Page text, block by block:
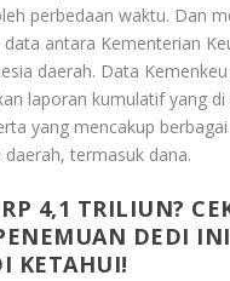
perbedaan waktu. Dan
antara Kementerian
daerah. Data
laporan kumulatif yang di
yang mencakup
termasuk dana.
4,1 TRILIUN?
DEDI
KETAHUI!